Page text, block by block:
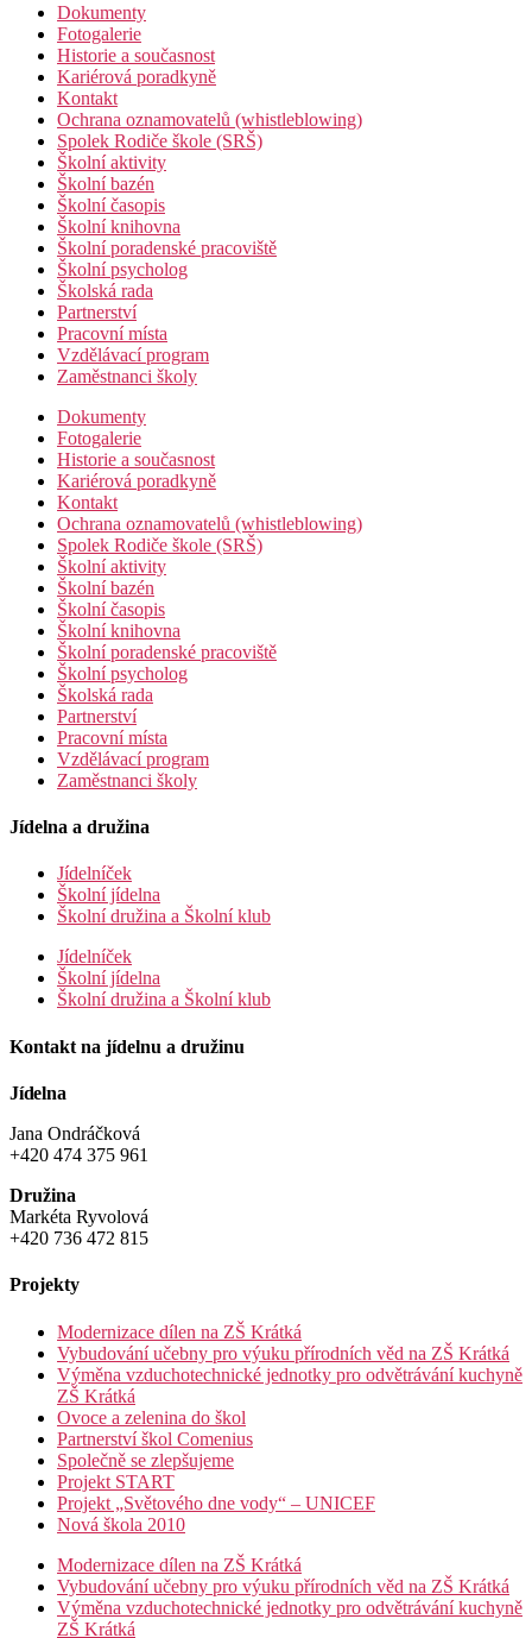
Dokumenty
Fotogalerie
Historie a současnost
Kariérová poradkyně
Kontakt
Ochrana oznamovatelů (whistleblowing)
Spolek Rodiče škole (SRŠ)
Školní aktivity
Školní bazén
Školní časopis
Školní knihovna
Školní poradenské pracoviště
Školní psycholog
Školská rada
Partnerství
Pracovní místa
Vzdělávací program
Zaměstnanci školy
Dokumenty
Fotogalerie
Historie a současnost
Kariérová poradkyně
Kontakt
Ochrana oznamovatelů (whistleblowing)
Spolek Rodiče škole (SRŠ)
Školní aktivity
Školní bazén
Školní časopis
Školní knihovna
Školní poradenské pracoviště
Školní psycholog
Školská rada
Partnerství
Pracovní místa
Vzdělávací program
Zaměstnanci školy
Jídelna a družina
Jídelníček
Školní jídelna
Školní družina a Školní klub
Jídelníček
Školní jídelna
Školní družina a Školní klub
Kontakt na jídelnu a družinu
Jídelna
Jana Ondráčková
+420 474 375 961
Družina
Markéta Ryvolová
+420 736 472 815
Projekty
Modernizace dílen na ZŠ Krátká
Vybudování učebny pro výuku přírodních věd na ZŠ Krátká
Výměna vzduchotechnické jednotky pro odvětrávání kuchyně
ZŠ Krátká
Ovoce a zelenina do škol
Partnerství škol Comenius
Společně se zlepšujeme
Projekt START
Projekt „Světového dne vody“ – UNICEF
Nová škola 2010
Modernizace dílen na ZŠ Krátká
Vybudování učebny pro výuku přírodních věd na ZŠ Krátká
Výměna vzduchotechnické jednotky pro odvětrávání kuchyně
ZŠ Krátká